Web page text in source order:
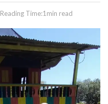
Reading Time:1min read